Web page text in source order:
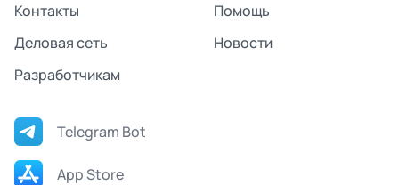
Контакты
Помощь
Деловая сеть
Новости
Разработчикам
Telegram Bot
App Store